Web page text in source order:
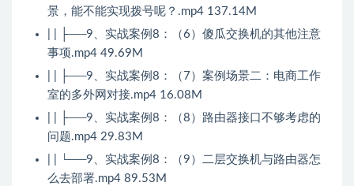
景，能不能实现拨号呢？.mp4 137.14M
| | ├──9、实战案例8：（6）傻瓜交换机的其他注意
事项.mp4 49.69M
| | ├──9、实战案例8：（7）案例场景二：电商工作
室的多外网对接.mp4 16.08M
| | ├──9、实战案例8：（8）路由器接口不够考虑的
问题.mp4 29.83M
| | └──9、实战案例8：（9）二层交换机与路由器怎
么去部署.mp4 89.53M